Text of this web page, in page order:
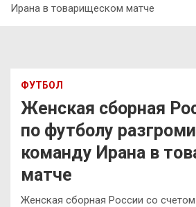
Ирана в товарищеском матче
ФУТБОЛ
Женская сборная
по футболу
команду Ирана в
матче
Женская сборная России со